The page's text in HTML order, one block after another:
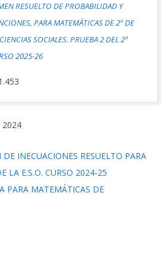
RESUELTO DE PROBABILIDAD Y
PARA MATEMÁTICAS DE 2º DE
SOCIALES. PRUEBA 2 DEL 2º
2025-26
2024
DE INECUACIONES RESUELTO PARA
LA E.S.O. CURSO 2024-25
PARA MATEMÁTICAS DE